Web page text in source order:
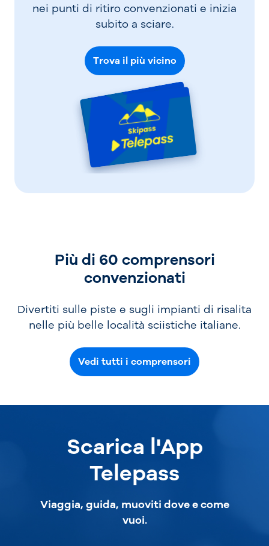
nei punti di ritiro convenzionati e inizia
subito a sciare.
Trova il più vicino
Più di 60 comprensori
convenzionati
Divertiti sulle piste e sugli impianti di risalita
nelle più belle località sciistiche italiane.
Vedi tutti i comprensori
Scarica l'App
Telepass
Viaggia, guida, muoviti dove e come
vuoi.